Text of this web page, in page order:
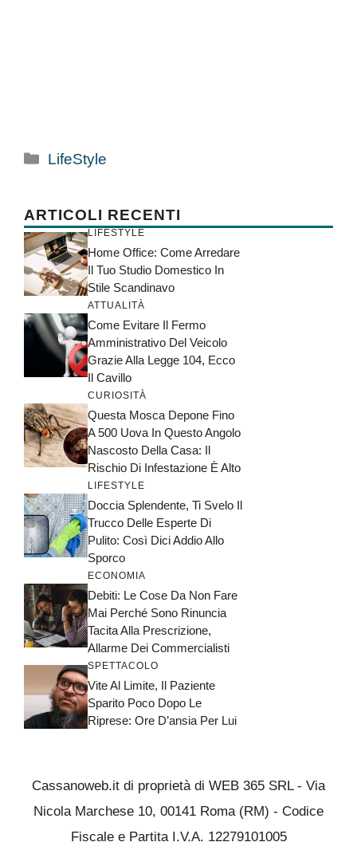
Categorie
LifeStyle
ARTICOLI RECENTI
LIFESTYLE
Home Office: Come Arredare
Il Tuo Studio Domestico In
Stile Scandinavo
ATTUALITÀ
Come Evitare Il Fermo
Amministrativo Del Veicolo
Grazie Alla Legge 104, Ecco
Il Cavillo
CURIOSITÀ
Questa Mosca Depone Fino
A 500 Uova In Questo Angolo
Nascosto Della Casa: Il
Rischio Di Infestazione È Alto
LIFESTYLE
Doccia Splendente, Ti Svelo Il
Trucco Delle Esperte Di
Pulito: Così Dici Addio Allo
Sporco
ECONOMIA
Debiti: Le Cose Da Non Fare
Mai Perché Sono Rinuncia
Tacita Alla Prescrizione,
Allarme Dei Commercialisti
SPETTACOLO
Vite Al Limite, Il Paziente
Sparito Poco Dopo Le
Riprese: Ore D’ansia Per Lui
Cassanoweb.it di proprietà di WEB 365 SRL - Via
Nicola Marchese 10, 00141 Roma (RM) - Codice
Fiscale e Partita I.V.A. 12279101005